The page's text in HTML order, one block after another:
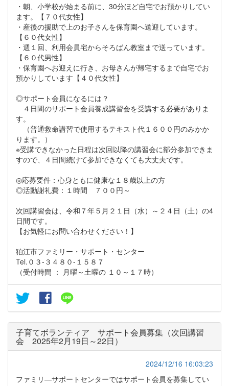
・朝、小学校が始まる前に、30分ほど自宅でお預かりしてい
ます。【７０代女性】
・産後の援助で上のお子さんを保育園へ送迎しています。
【６０代女性】
・週１回、利用会員宅からそろばん教室まで送っています。
【６０代男性】
・保育園へお迎えに行き、お母さんが帰宅するまで自宅でお
預かりしています【４０代女性】
◎サポート会員になるには？
４日間のサポート会員養成講習会を受講する必要がありま
す。
（普通救命講習で使用するテキスト代１６００円のみかか
ります。）
※受講できなかった日程は次回以降の講習会に部分参加できま
すので、４日間続けて参加できなくても大丈夫です。
◎応募要件：心身ともに健康な１８歳以上の方
◎活動謝礼費：１時間 ７００円～
次回講習会は、令和７年５月２１日（水）～２４日（土）の4
日間です。
【お気軽にお問い合わせください！】
狛江市ファミリー・サポート・センター
Tel.０３-３４８０-１５８７
（受付時間 ： 月曜～土曜の １０～１７時）
子育てボランティア サポート会員募集（次回講習
会 2025年2月19日～22日）
2024/12/16 16:03:23
ファミリ―サポートセンターではサポート会員を募集してい